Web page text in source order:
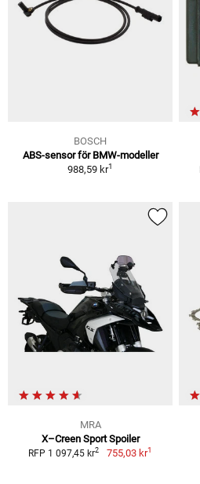
BOSCH
ABS-sensor för BMW-modeller
988,59 kr1
MRA
X–Creen Sport Spoiler
RFP 1 097,45 kr2 755,03 kr1